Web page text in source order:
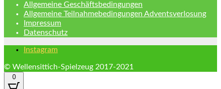
Allgemeine Geschäftsbedingungen
Allgemeine Teilnahmebedingungen Adventsverlosung
Impressum
Datenschutz
Instagram
© Wellensittich-Spielzeug 2017-2021
0